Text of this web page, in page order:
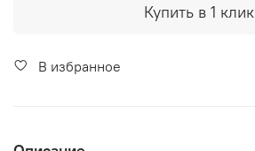
Купить в 1 клик
В избранное